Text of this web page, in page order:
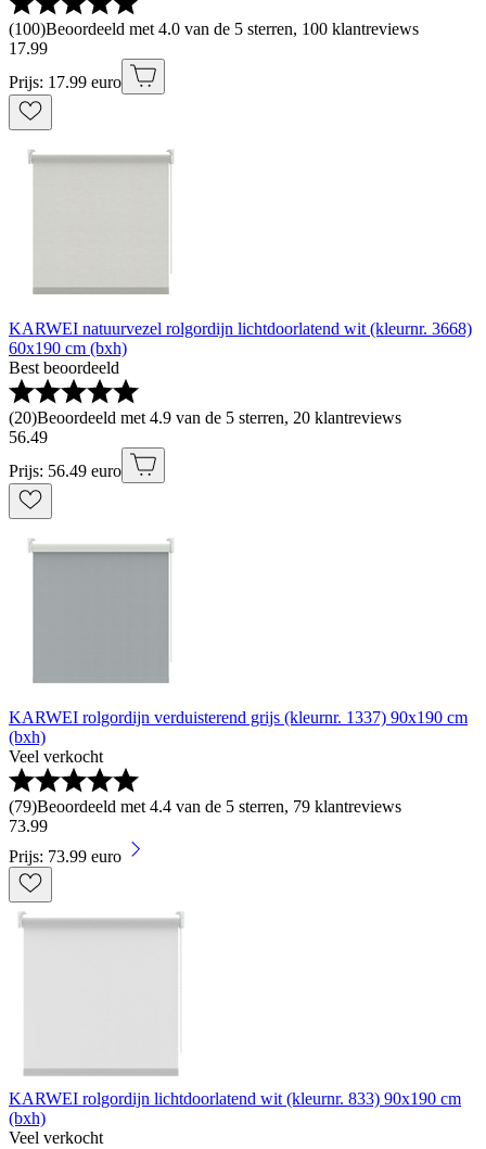
(100)Beoordeeld met 4.0 van de 5 sterren, 100 klantreviews
17.99
Prijs: 17.99 euro
KARWEI natuurvezel rolgordijn lichtdoorlatend wit (kleurnr. 3668)
60x190 cm (bxh)
Best beoordeeld
(20)Beoordeeld met 4.9 van de 5 sterren, 20 klantreviews
56.49
Prijs: 56.49 euro
KARWEI rolgordijn verduisterend grijs (kleurnr. 1337) 90x190 cm
(bxh)
Veel verkocht
(79)Beoordeeld met 4.4 van de 5 sterren, 79 klantreviews
73.99
Prijs: 73.99 euro
KARWEI rolgordijn lichtdoorlatend wit (kleurnr. 833) 90x190 cm
(bxh)
Veel verkocht